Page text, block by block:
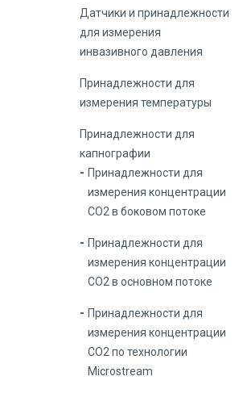
Датчики и принадлежности
для измерения
инвазивного давления
Принадлежности для
измерения температуры
Принадлежности для
капнографии
Принадлежности для
измерения концентрации
СО2 в боковом потоке
Принадлежности для
измерения концентрации
СО2 в основном потоке
Принадлежности для
измерения концентрации
СО2 по технологии
Microstream